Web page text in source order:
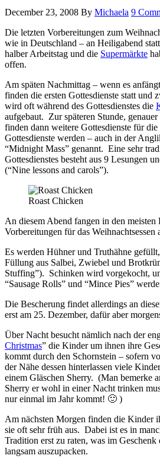
December 23, 2008 By Michaela 9
Die letzten Vorbereitungen zum
wie in Deutschland – an Heiligabend
halber Arbeitstag und die Supermärkte
offen.
Am späten Nachmittag – wenn es
finden die ersten Gottesdienste statt
wird oft während des Gottesdienstes die
aufgebaut. Zur späteren Stunde,
finden dann weitere Gottesdienste für
Gottesdienste werden – auch in der
“Midnight Mass” genannt. Eine sehr
Gottesdienstes besteht aus 9 Lesungen
(“Nine lessons and carols”).
Roast Chicken
An diesem Abend fangen in den meisten
Vorbereitungen für das Weihnachtsessen
Es werden Hühner und Truthähne
Füllung aus Salbei, Zwiebel und
Stuffing”). Schinken wird vorgekocht,
“Sausage Rolls” und “Mince Pies”
Die Bescherung findet allerdings an
erst am 25. Dezember, dafür aber
Über Nacht besucht nämlich nach der
Christmas” die Kinder um ihnen ihre
kommt durch den Schornstein – sofern
der Nähe dessen hinterlassen viele
einem Gläschen Sherry. (Man bemerke
Sherry er wohl in einer Nacht trinken
nur einmal im Jahr kommt! 🙂 )
Am nächsten Morgen finden die Kinder
sie oft sehr früh aus. Dabei ist es in
Tradition erst zu raten, was im
langsam auszupacken.